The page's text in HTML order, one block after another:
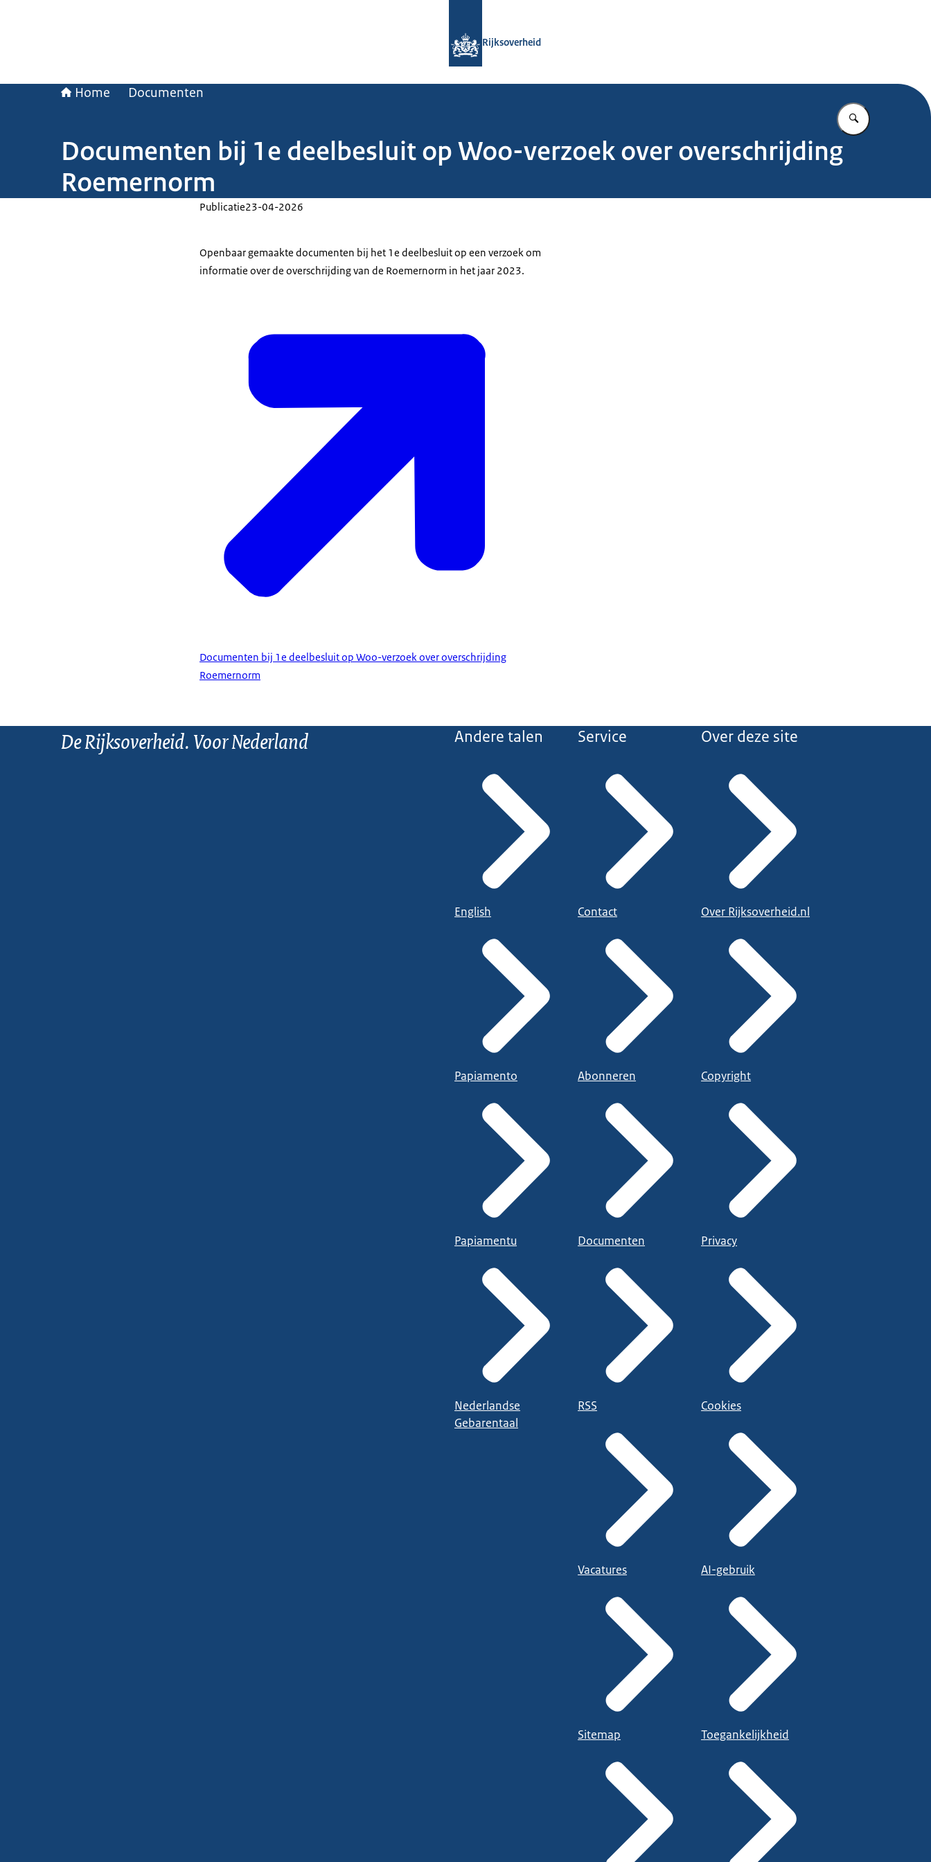
Rijksoverheid
Home Documenten
Vul in wat u
Documenten bij 1e deelbesluit op Woo-verzoek over overschrijding
Roemernorm
Publicatie23-04-2026
Openbaar gemaakte documenten bij het 1e deelbesluit op een verzoek om
informatie over de overschrijding van de Roemernorm in het jaar 2023.
Documenten bij 1e deelbesluit op Woo-verzoek over overschrijding
Roemernorm
De Rijksoverheid. Voor Nederland Andere talen
English
Papiamento
Papiamentu
Nederlandse
Gebarentaal
Service
Contact
Abonneren
Documenten
RSS
Vacatures
Sitemap
Over deze site
Over Rijksoverheid.nl
Copyright
Privacy
Cookies
AI-gebruik
Toegankelijkheid